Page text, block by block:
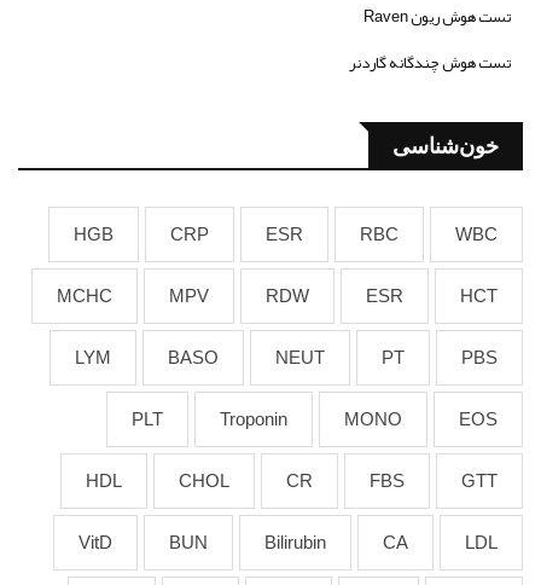
تست هوش ریون Raven
تست هوش چندگانه گاردنر
خون‌شناسی
WBC
RBC
ESR
CRP
HGB
HCT
ESR
RDW
MPV
MCHC
PBS
PT
NEUT
BASO
LYM
EOS
MONO
Troponin
PLT
GTT
FBS
CR
CHOL
HDL
LDL
CA
Bilirubin
BUN
VitD